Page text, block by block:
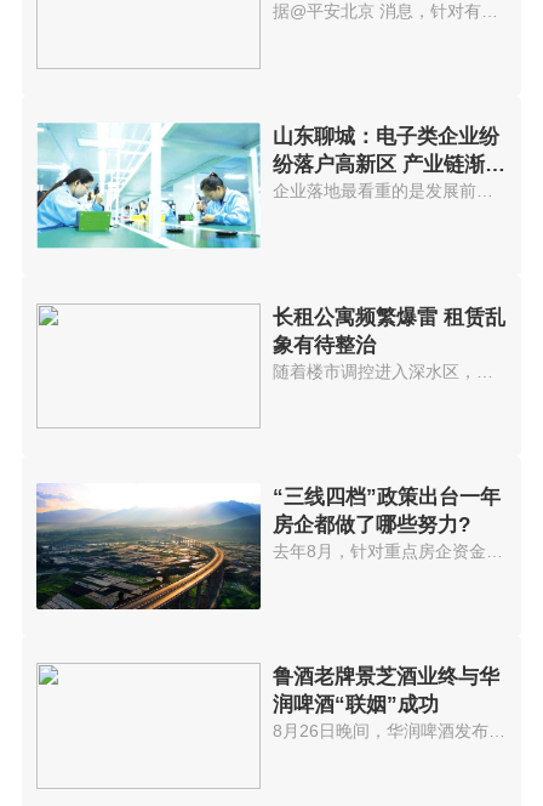
拘留
据@平安北京 消息，针对有人举...
山东聊城：电子类企业纷
纷落户高新区 产业链渐趋
完善
企业落地最看重的是发展前景，聊...
长租公寓频繁爆雷 租赁乱
象有待整治
“三线四档”政策出台一年
房企都做了哪些努力?
鲁酒老牌景芝酒业终与华
润啤酒“联姻”成功
8月26日晚间，华润啤酒发布公告...